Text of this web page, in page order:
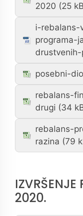
2020
i-rebalans-
programa-
posebni-
rebalans-
drugi
rebalans-
razina
2020.